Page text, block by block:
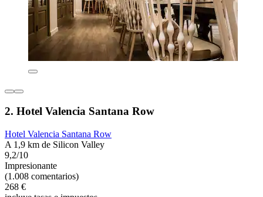
2. Hotel Valencia Santana Row
Hotel Valencia Santana Row
A 1,9 km de Silicon Valley
9,2/10
Impresionante
(1.008 comentarios)
268 €